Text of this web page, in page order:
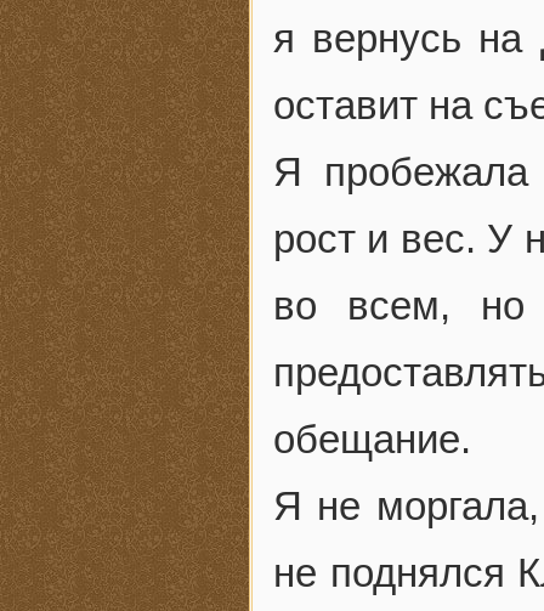
я вернусь
оставит на
Я пробежала
рост и вес. У
во всем, но
обещание.
Я не
не поднялся